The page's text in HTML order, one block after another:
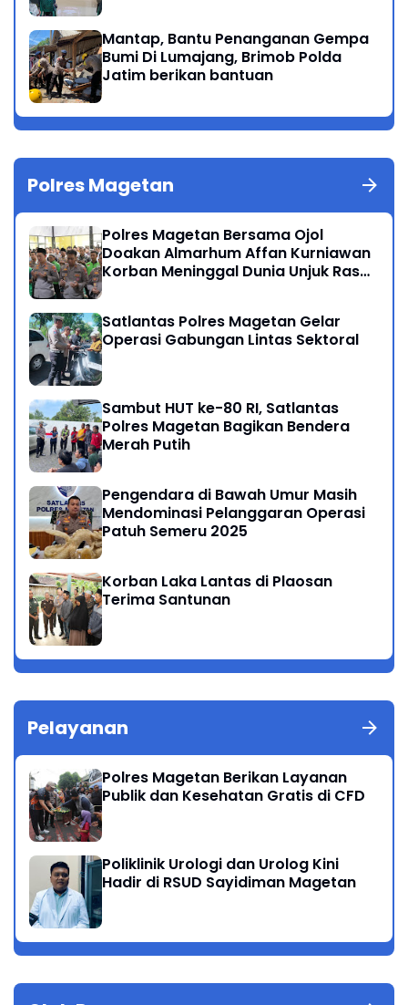
Mantap, Bantu Penanganan Gempa
Bumi Di Lumajang, Brimob Polda
Jatim berikan bantuan
Polres Magetan
Polres Magetan Bersama Ojol
Doakan Almarhum Affan Kurniawan
Korban Meninggal Dunia Unjuk Rasa
Satlantas Polres Magetan Gelar
Operasi Gabungan Lintas Sektoral
Sambut HUT ke-80 RI, Satlantas
Polres Magetan Bagikan Bendera
Merah Putih
Pengendara di Bawah Umur Masih
Mendominasi Pelanggaran Operasi
Patuh Semeru 2025
Korban Laka Lantas di Plaosan
Terima Santunan
Pelayanan
Polres Magetan Berikan Layanan
Publik dan Kesehatan Gratis di CFD
Poliklinik Urologi dan Urolog Kini
Hadir di RSUD Sayidiman Magetan